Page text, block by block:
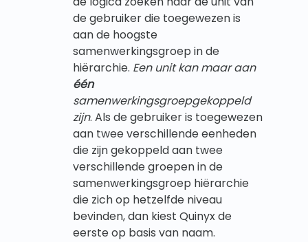
de gebruiker die toegewezen is
aan de hoogste
samenwerkingsgroep in de
hiërarchie. Een unit kan maar aan
één
samenwerkingsgroepgekoppeld
zijn. Als de gebruiker is toegewezen
aan twee verschillende eenheden
die zijn gekoppeld aan twee
verschillende groepen in de
samenwerkingsgroep hiërarchie
die zich op hetzelfde niveau
bevinden, dan kiest Quinyx de
eerste op basis van naam.